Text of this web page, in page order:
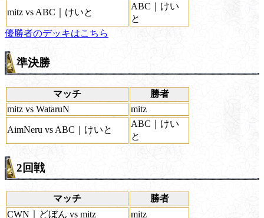
mitz vs ABC｜けいと
ABC｜けい
と
優勝者のデッキはこちら
準決勝
マッチ
勝者
mitz vs WataruN
mitz
AimNeru vs ABC｜けいと
ABC｜けい
と
2回戦
マッチ
勝者
CWN｜どぼん vs mitz
mitz